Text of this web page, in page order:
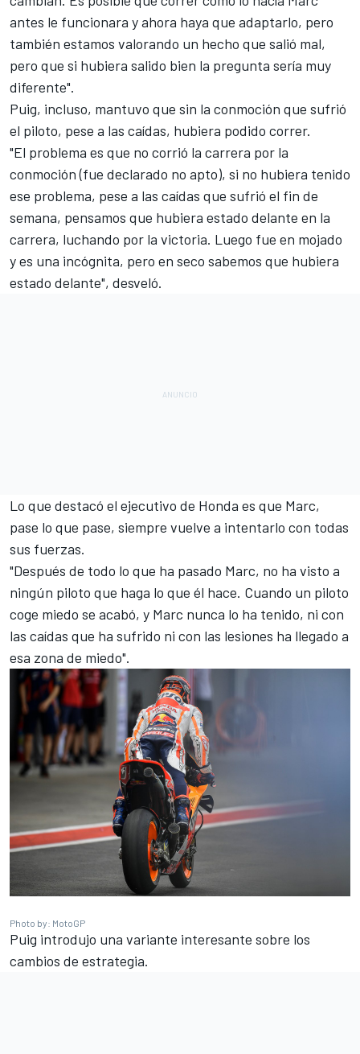
antes le funcionara y ahora haya que adaptarlo, pero
también estamos valorando un hecho que salió mal,
pero que si hubiera salido bien la pregunta sería muy
diferente".
Puig, incluso, mantuvo que sin la conmoción que sufrió
el piloto, pese a las caídas, hubiera podido correr.
"El problema es que no corrió la carrera por la
conmoción (fue declarado no apto), si no hubiera tenido
ese problema, pese a las caídas que sufrió el fin de
semana, pensamos que hubiera estado delante en la
carrera, luchando por la victoria. Luego fue en mojado
y es una incógnita, pero en seco sabemos que hubiera
estado delante", desveló.
Lo que destacó el ejecutivo de Honda es que Marc,
pase lo que pase, siempre vuelve a intentarlo con todas
sus fuerzas.
"Después de todo lo que ha pasado Marc, no ha visto a
ningún piloto que haga lo que él hace. Cuando un piloto
coge miedo se acabó, y Marc nunca lo ha tenido, ni con
las caídas que ha sufrido ni con las lesiones ha llegado a
esa zona de miedo".
Photo by: MotoGP
Puig introdujo una variante interesante sobre los
cambios de estrategia.